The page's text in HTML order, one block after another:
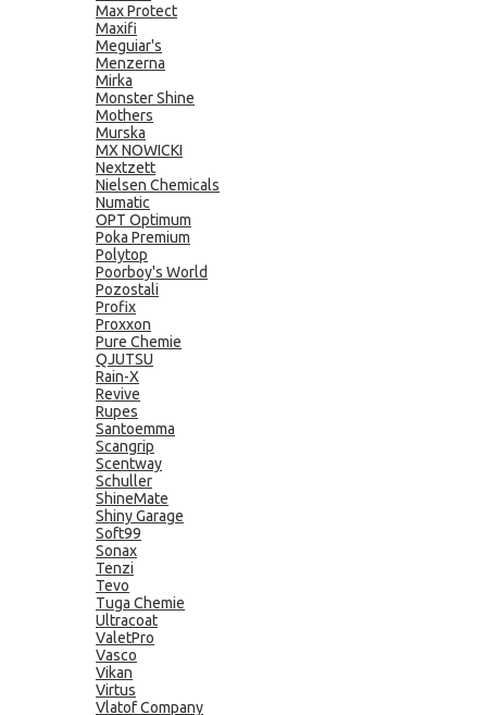
Max Protect
Maxifi
Meguiar's
Menzerna
Mirka
Monster Shine
Mothers
Murska
MX NOWICKI
Nextzett
Nielsen Chemicals
Numatic
OPT Optimum
Poka Premium
Polytop
Poorboy's World
Pozostali
Profix
Proxxon
Pure Chemie
QJUTSU
Rain-X
Revive
Rupes
Santoemma
Scangrip
Scentway
Schuller
ShineMate
Shiny Garage
Soft99
Sonax
Tenzi
Tevo
Tuga Chemie
Ultracoat
ValetPro
Vasco
Vikan
Virtus
Vlatof Company